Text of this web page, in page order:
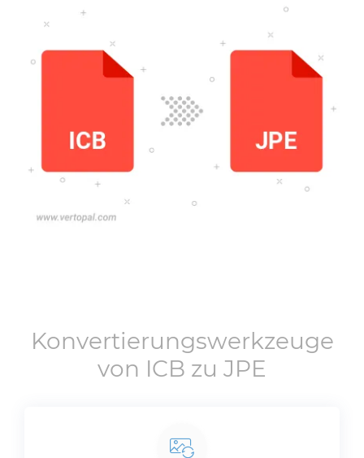
Konvertierungswerkzeuge
von ICB zu JPE